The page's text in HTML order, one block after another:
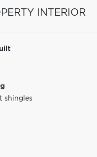
INTERIOR
shingles